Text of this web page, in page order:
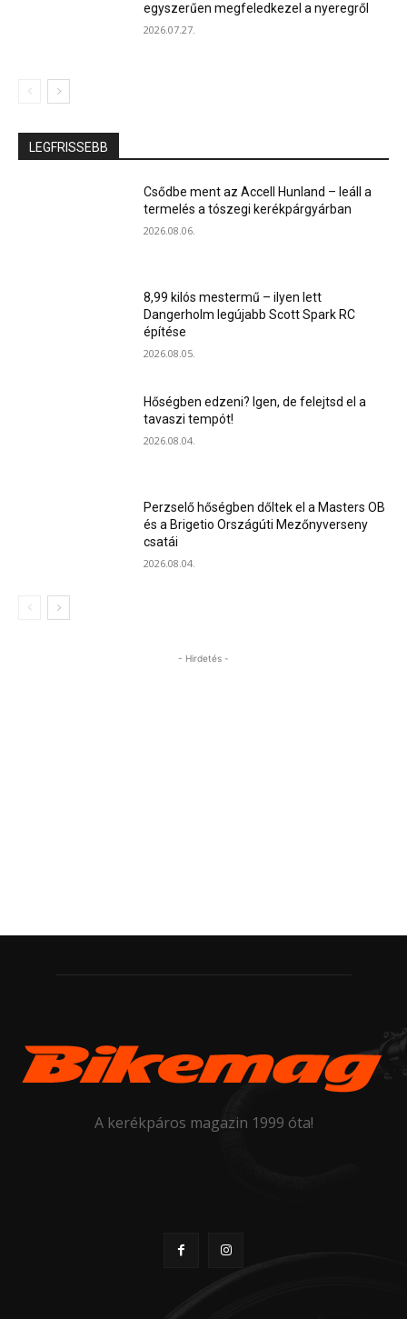
egyszerűen megfeledkezel a nyeregről
2026.07.27.
LEGFRISSEBB
Csődbe ment az Accell Hunland – leáll a
termelés a tószegi kerékpárgyárban
2026.08.06.
8,99 kilós mestermű – ilyen lett
Dangerholm legújabb Scott Spark RC
építése
2026.08.05.
Hőségben edzeni? Igen, de felejtsd el a
tavaszi tempót!
2026.08.04.
Perzselő hőségben dőltek el a Masters OB
és a Brigetio Országúti Mezőnyverseny
csatái
2026.08.04.
- Hirdetés -
A kerékpáros magazin 1999 óta!